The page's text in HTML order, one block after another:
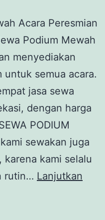
Acara Peresmian
Podium Mewah
menyediakan
semua acara.
jasa sewa
dengan harga
PODIUM
sewakan juga
kami selalu
rutin… Lanjutkan